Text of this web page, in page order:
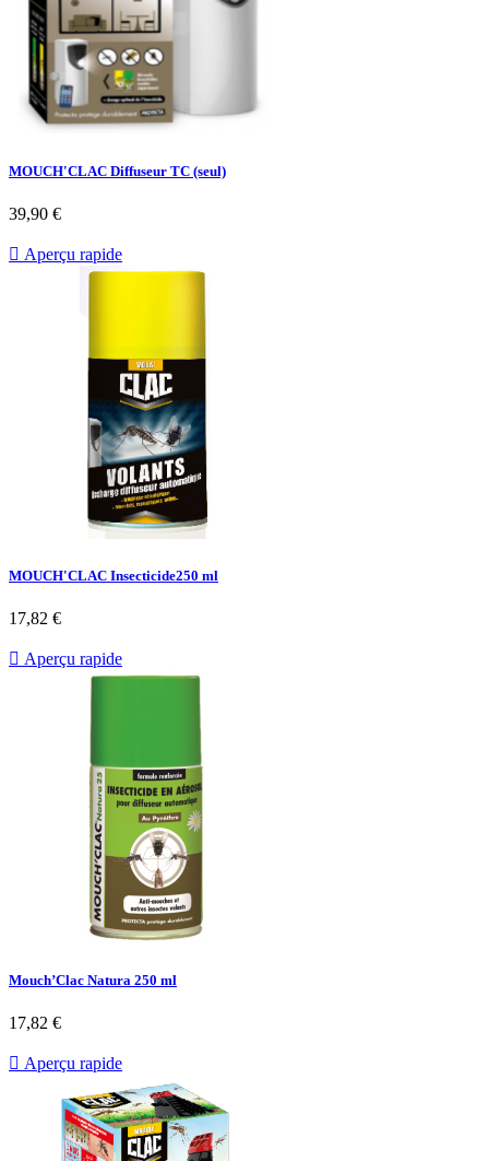
MOUCH'CLAC Diffuseur TC (seul)
Prix
39,90 €
 Aperçu rapide
MOUCH'CLAC Insecticide250 ml
Prix
17,82 €
 Aperçu rapide
Mouch’Clac Natura 250 ml
Prix
17,82 €
 Aperçu rapide